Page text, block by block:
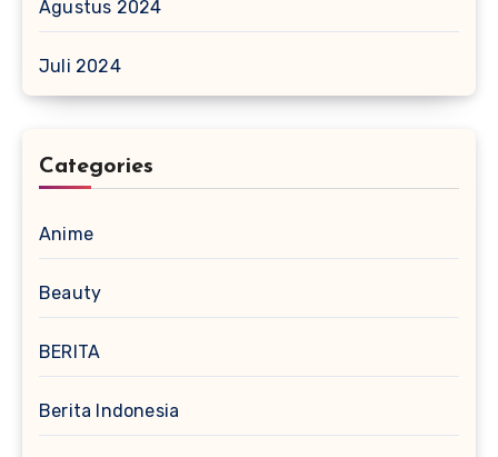
Agustus 2024
Juli 2024
Categories
Anime
Beauty
BERITA
Berita Indonesia